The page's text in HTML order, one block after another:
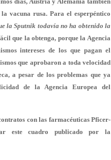
vacuna rusa. Para el esperpéntico
la Sputnik todavía no ha obtenido la
que la obtenga, porque la Agencia
intereses de los que pagan el
que aprobaron a toda velocidad
a pesar de los problemas que ya
de la Agencia Europea del
con las farmacéuticas Pficer-
este cuadro publicado por la